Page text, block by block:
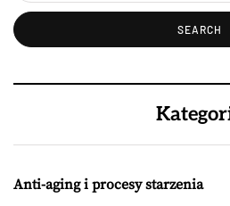
Anti-aging i procesy starzenia